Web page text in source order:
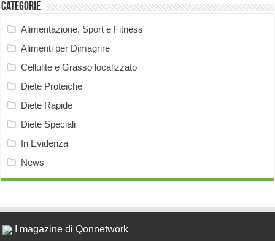
Categorie
Alimentazione, Sport e Fitness
Alimenti per Dimagrire
Cellulite e Grasso localizzato
Diete Proteiche
Diete Rapide
Diete Speciali
In Evidenza
News
I magazine di Qonnetwork